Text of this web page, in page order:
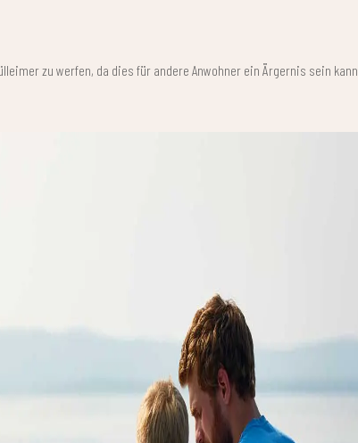
zu werfen, da dies für andere Anwohner ein Ärgernis sein kann.